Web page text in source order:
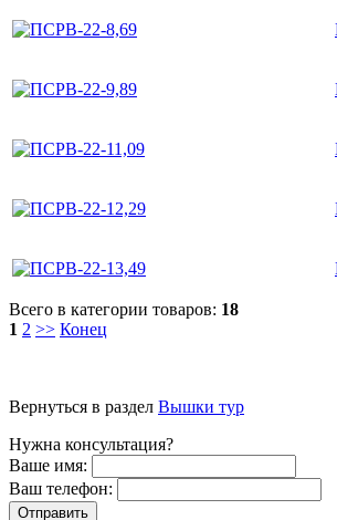
Всего в категории товаров: 18
1 2 >> Конец
Вернуться в раздел Вышки тур
Нужна консультация?
Ваше имя:
Ваш телефон: